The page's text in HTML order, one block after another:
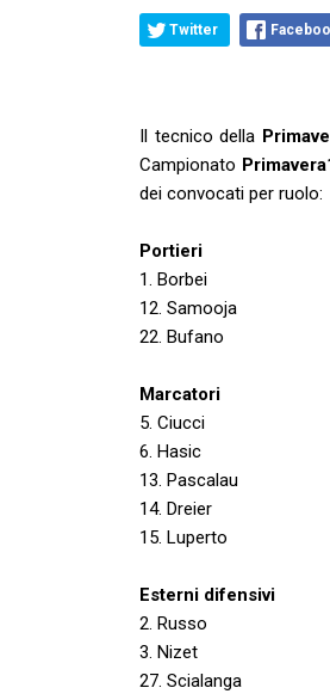
Twitter
Il tecnico della
Campionato
dei convocati per ruolo:
Portieri
1. Borbei
12. Samooja
22. Bufano
Marcatori
5. Ciucci
6. Hasic
13. Pascalau
14. Dreier
15. Luperto
Esterni difensivi
2. Russo
3. Nizet
27. Scialanga